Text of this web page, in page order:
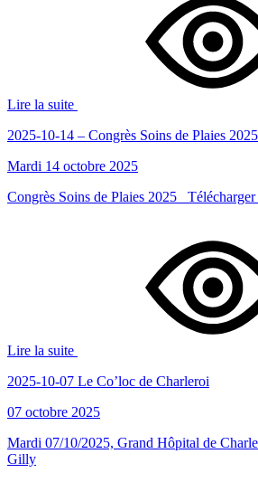
Lire la suite
2025-10-14 – Congrès Soins de Plaies 2025
Mardi 14 octobre 2025
Congrès Soins de Plaies 2025
Lire la suite
2025-10-07 Le Co’loc de Charleroi
07 octobre 2025
Mardi 07/10/2025, Grand Hôpital de
Gilly